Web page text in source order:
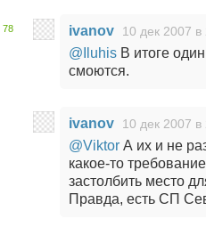
78 ivanov 10 дек 2007 в
@IluhisВ итоге
смоются.
ivanov 10 дек 2007 в
@ViktorА их и не
какое-то
застолбить место
Правда, есть СП